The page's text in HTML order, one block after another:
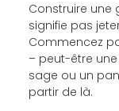
Construire une
signifie pas
Commencez
– peut-être
sage ou un
partir de là.